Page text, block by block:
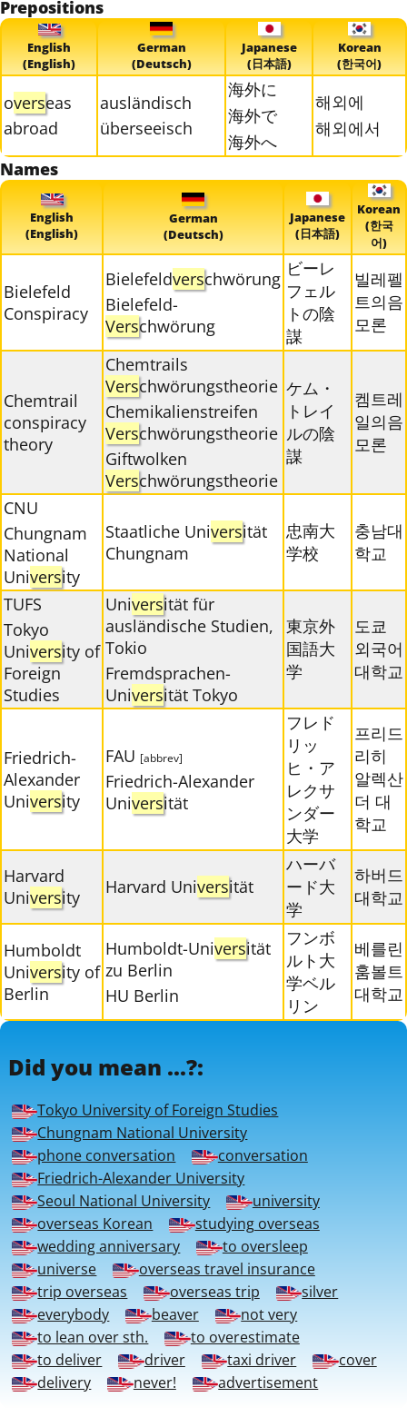
Prepositions
English
(English)
German
(Deutsch)
Japanese
(日本語)
Korean
(한국어)
overseas
abroad
ausländisch
überseeisch
海外に
海外で
海外へ
해외에
해외에서
Names
English
(English)
German
(Deutsch)
Japanese
(日本語)
Korean
(한국
어)
Bielefeld
Conspiracy
Bielefeldverschwörung
Bielefeld-
Verschwörung
ビーレ
フェル
トの陰
謀
빌레펠
트의음
모론
Chemtrail
conspiracy
theory
Chemtrails
Verschwörungstheorie
Chemikalienstreifen
Verschwörungstheorie
Giftwolken
Verschwörungstheorie
ケム・
トレイ
ルの陰
謀
켐트레
일의음
모론
CNU
Chungnam
National
University
Staatliche Universität
Chungnam
忠南大
学校
충남대
학교
TUFS
Tokyo
University of
Foreign
Studies
Universität für
ausländische Studien,
Tokio
Fremdsprachen-
Universität Tokyo
東京外
国語大
学
도쿄
외국어
대학교
Friedrich-
Alexander
University
FAU [abbrev]
Friedrich-Alexander
Universität
フレド
リッ
ヒ・ア
レクサ
ンダー
大学
프리드
리히
알렉산
더 대
학교
Harvard
University Harvard Universität
ハーバ
ード大
学
하버드
대학교
Humboldt
University of
Berlin
Humboldt-Universität
zu Berlin
HU Berlin
フンボ
ルト大
学ベル
リン
베를린
훔볼트
대학교
Did you mean ...?:
Tokyo University of Foreign Studies
Chungnam National University
phone conversation
conversation
Friedrich-Alexander University
Seoul National University
university
overseas Korean
studying overseas
wedding anniversary
to oversleep
universe
overseas travel insurance
trip overseas
overseas trip
silver
everybody
beaver
not very
to lean over sth.
to overestimate
to deliver
driver taxi driver
cover
delivery
never! advertisement